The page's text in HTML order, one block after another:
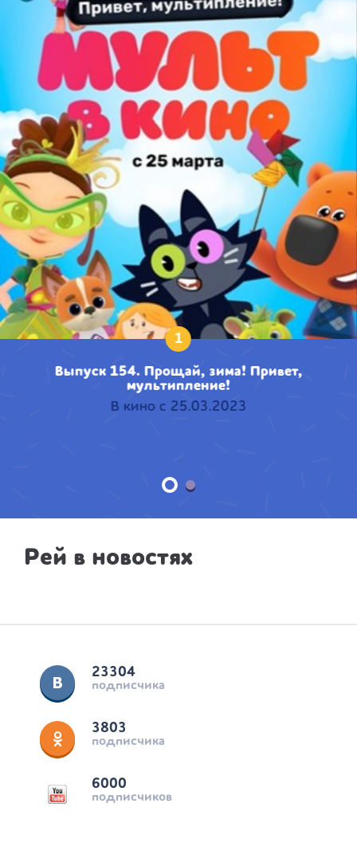
1
Выпуск 154. Прощай, зима! Привет,
мультипление!
В кино с 25.03.2023
Рей в новостях
23304
подписчика
3803
подписчика
6000
подписчиков